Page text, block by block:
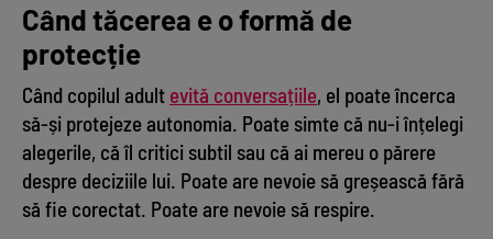
Când tăcerea e o formă de
protecție
Când copilul adult evită conversațiile, el poate încerca
să-și protejeze autonomia. Poate simte că nu-i înțelegi
alegerile, că îl critici subtil sau că ai mereu o părere
despre deciziile lui. Poate are nevoie să greșească fără
să fie corectat. Poate are nevoie să respire.